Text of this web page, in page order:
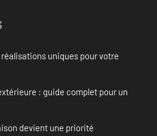
uniques pour votre
: guide complet pour un
devient une priorité